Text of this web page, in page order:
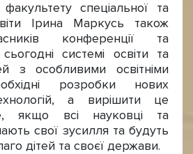
спеціальної та
Ірина Маркусь також
конференції та
системі освіти та
з особливими освітніми
розробки нових
а вирішити це
якщо всі науковці та
свої зусилля та будуть
дітей та своєї держави.